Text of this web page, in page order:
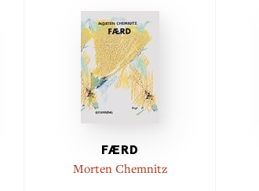
FÆRD
Morten Chemnitz